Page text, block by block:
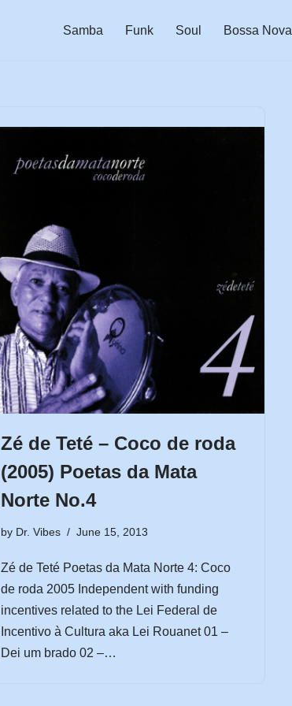
Samba Funk Soul Bossa Nova
Zé de Teté – Coco de roda
(2005) Poetas da Mata
Norte No.4
by Dr. Vibes June 15, 2013
Zé de Teté Poetas da Mata Norte 4: Coco
de roda 2005 Independent with funding
incentives related to the Lei Federal de
Incentivo à Cultura aka Lei Rouanet 01 –
Dei um brado 02 –…